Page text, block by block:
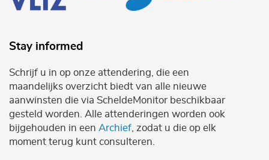
Stay informed
Schrijf u in op onze attendering, die een
maandelijks overzicht biedt van alle nieuwe
aanwinsten die via ScheldeMonitor beschikbaar
gesteld worden. Alle attenderingen worden ook
bijgehouden in een Archief , zodat u die op elk
moment terug kunt consulteren.